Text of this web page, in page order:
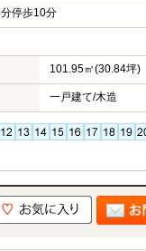
停歩10分
101.95㎡(30.84坪)
一戸建て/木造